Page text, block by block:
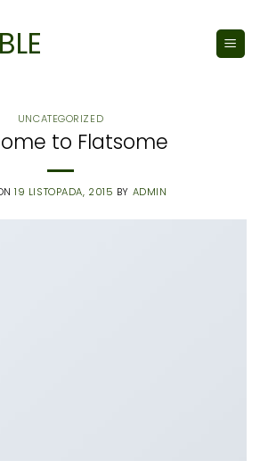
UNCATEGORIZED
to Flatsome
19 LISTOPADA, 2015 BY ADMIN